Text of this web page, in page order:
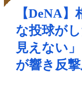
【DeNA
な投球が
見えない
が響き反